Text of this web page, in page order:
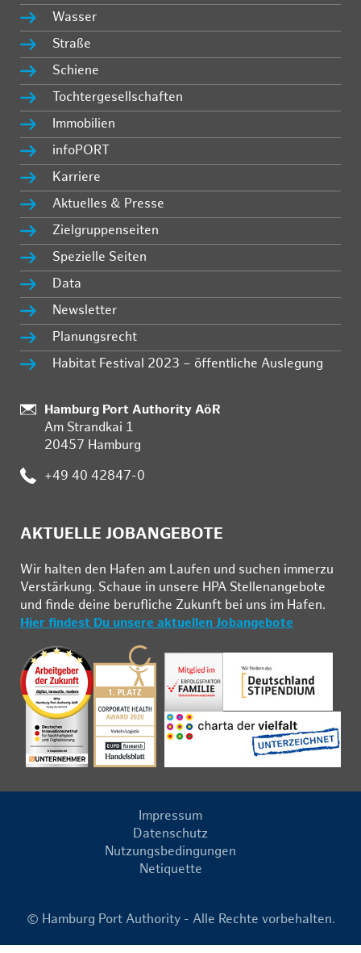
Wasser
Straße
Schiene
Tochtergesellschaften
Immobilien
infoPORT
Karriere
Aktuelles & Presse
Zielgruppenseiten
Spezielle Seiten
Data
Newsletter
Planungsrecht
Habitat Festival 2023 – öffentliche Auslegung
:
Hamburg Port Authority AöR
Am Strandkai 1
20457 Hamburg
: +49 40 42847-0
AKTUELLE JOBANGEBOTE
Wir hal­ten den Ha­fen am Lau­fen und su­chen im­mer­zu
Ver­stär­kung. Schau­e in un­se­re HPA Stel­len­an­ge­bo­te
und fin­de deine be­ruf­li­che Zu­kunft bei uns im Ha­fen.
Hier findest Du unsere aktuellen Jobangebote
Impressum
Datenschutz
Nutzungsbedingungen
Netiquette
© Hamburg Port Authority - Alle Rechte vorbehalten.